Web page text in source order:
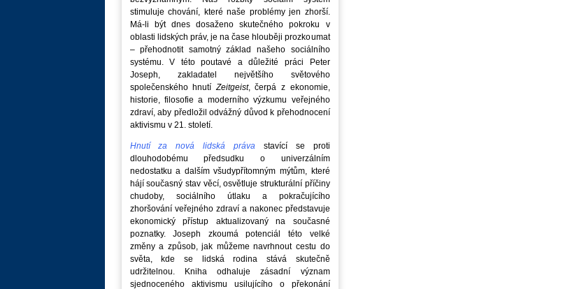
stimuluje chování, které naše problémy jen zhorší.
Má-li být dnes dosaženo skutečného pokroku v
oblasti lidských práv, je na čase hlouběji prozkoumat
– přehodnotit samotný základ našeho sociálního
systému. V této poutavé a důležité práci Peter
Joseph, zakladatel největšího světového
společenského hnutí Zeitgeist, čerpá z ekonomie,
historie, filosofie a moderního výzkumu veřejného
zdraví, aby předložil odvážný důvod k přehodnocení
aktivismu v 21. století.
Hnutí za nová lidská práva stavící se proti
dlouhodobému předsudku o univerzálním
nedostatku a dalším všudypřítomným mýtům, které
hájí současný stav věcí, osvětluje strukturální příčiny
chudoby, sociálního útlaku a pokračujícího
zhoršování veřejného zdraví a nakonec představuje
ekonomický přístup aktualizovaný na současné
poznatky. Joseph zkoumá potenciál této velké
změny a způsob, jak můžeme navrhnout cestu do
světa, kde se lidská rodina stává skutečně
udržitelnou. Kniha odhaluje zásadní význam
sjednoceného aktivismu usilujícího o překonání